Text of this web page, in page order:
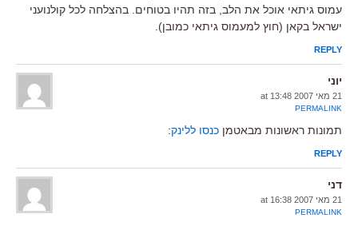
עמוס גיתאי אוכל את הלב, בזה תהיו בטוחים. בהצלחה לכל קולנועני
ישראל בקאן (חוץ למעמוס גיתאי כמובן).
REPLY
יוני
21 מאי 2007 at 13:48
PERMALINK
תמונות ראשונות מבאטמן כנסו ללינק:
REPLY
דני
21 מאי 2007 at 16:38
PERMALINK